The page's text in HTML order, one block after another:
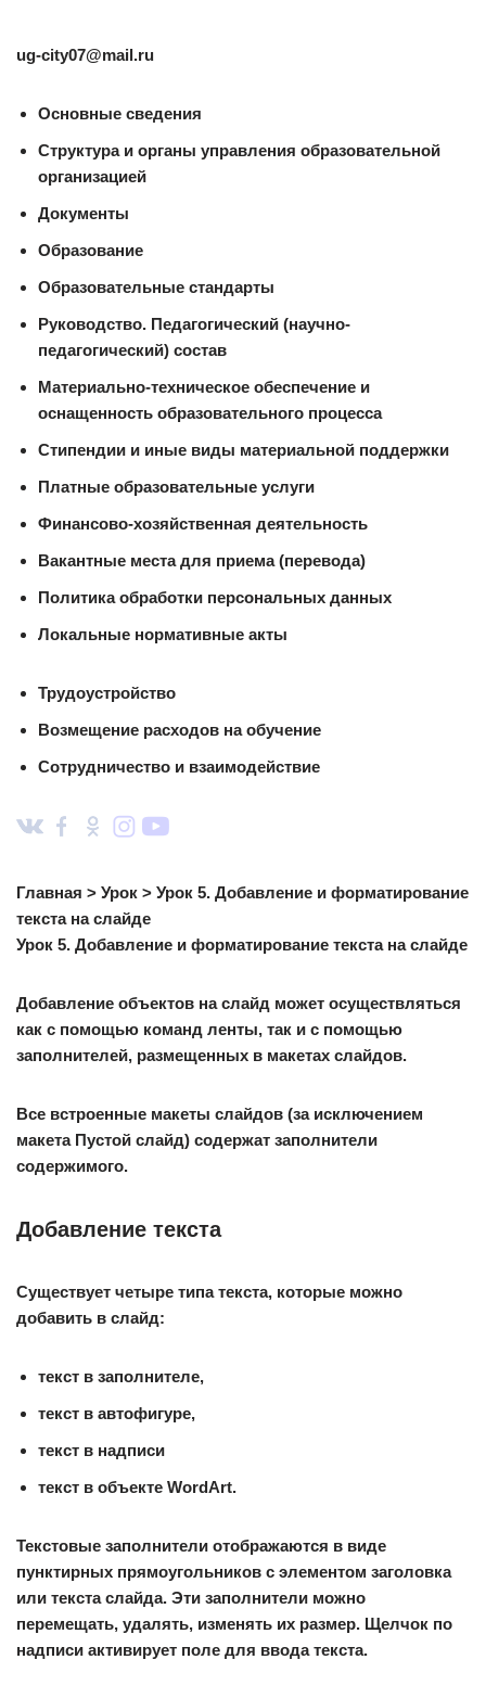
ug-city07@mail.ru
Основные сведения
Структура и органы управления образовательной
организацией
Документы
Образование
Образовательные стандарты
Руководство. Педагогический (научно-
педагогический) состав
Материально-техническое обеспечение и
оснащенность образовательного процесса
Стипендии и иные виды материальной поддержки
Платные образовательные услуги
Финансово-хозяйственная деятельность
Вакантные места для приема (перевода)
Политика обработки персональных данных
Локальные нормативные акты
Трудоустройство
Возмещение расходов на обучение
Сотрудничество и взаимодействие
Главная > Урок > Урок 5. Добавление и форматирование
текста на слайде
Урок 5. Добавление и форматирование текста на слайде
Добавление объектов на слайд может осуществляться
как с помощью команд ленты, так и с помощью
заполнителей, размещенных в макетах слайдов.
Все встроенные макеты слайдов (за исключением
макета Пустой слайд) содержат заполнители
содержимого.
Добавление текста
Существует четыре типа текста, которые можно
добавить в слайд:
текст в заполнителе,
текст в автофигуре,
текст в надписи
текст в объекте WordArt.
Текстовые заполнители отображаются в виде
пунктирных прямоугольников с элементом заголовка
или текста слайда. Эти заполнители можно
перемещать, удалять, изменять их размер. Щелчок по
надписи активирует поле для ввода текста.